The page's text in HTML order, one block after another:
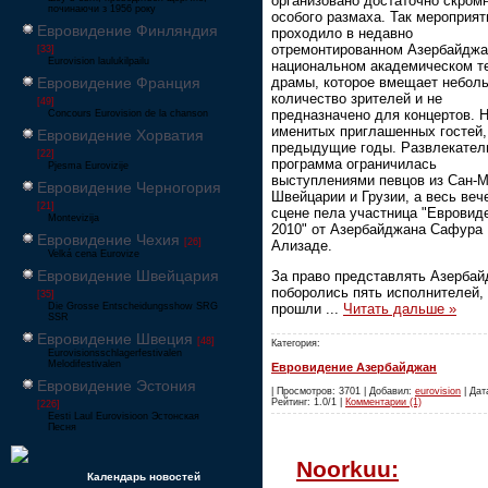
починаючи з 1956 року
Евровидение Финляндия
[33]
Eurovision laulukilpailu
Евровидение Франция
[49]
Concours Eurovision de la chanson
Евровидение Хорватия
[22]
Pjesma Eurovizije
Евровидение Черногория
[21]
Montevizija
Евровидение Чехия [26]
Velká cena Eurovize
Евровидение Швейцария
[35]
Die Grosse Entscheidungsshow SRG
SSR
Евровидение Швеция [48]
Eurovisionsschlagerfestivalen
Melodifestivalen
Евровидение Эстония
[226]
Eesti Laul Eurovisioon Эстонская
Песня
Календарь новостей
особого размаха. Так
проходило в недавно
отремонтированном
национальном академическом
драмы, которое вмещает
количество зрителей и не
предназначено для концертов.
именитых приглашенных
предыдущие годы.
программа ограничилась
выступлениями певцов из Сан-
Швейцарии и Грузии, а весь
сцене пела участница
2010" от Азербайджана Сафура
Ализаде.
За право представлять
поборолись пять исполнителей,
прошли
Читать дальше »
Категория:
Евровидение Азербайджан
| Просмотров: 3701 | Добавил: eurovision |
Рейтинг: 1.0/1 | Комментарии (1)
Noorkuu: